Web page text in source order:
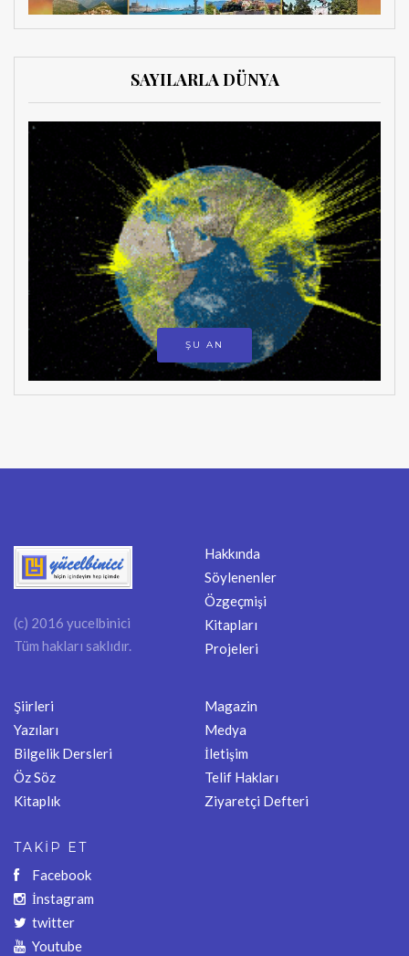
SAYILARLA DÜNYA
ŞU AN
(c) 2016 yucelbinici
Tüm hakları saklıdır.
Hakkında
Söylenenler
Özgeçmişi
Kitapları
Projeleri
Şiirleri
Yazıları
Bilgelik Dersleri
Öz Söz
Kitaplık
Magazin
Medya
İletişim
Telif Hakları
Ziyaretçi Defteri
TAKİP ET
Facebook
İnstagram
twitter
Youtube